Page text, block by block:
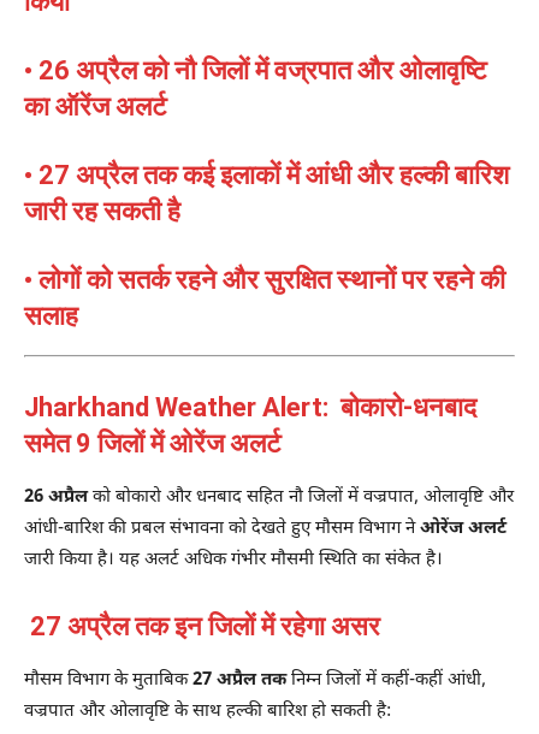
• 26 अप्रैल को नौ जिलों में वज्रपात और ओलावृष्टि
का ऑरेंज अलर्ट
• 27 अप्रैल तक कई इलाकों में आंधी और हल्की बारिश
जारी रह सकती है
• लोगों को सतर्क रहने और सुरक्षित स्थानों पर रहने की
सलाह
Jharkhand Weather Alert: बोकारो-धनबाद
समेत 9 जिलों में ओरेंज अलर्ट
26 अप्रैलको बोकारो और धनबाद सहित नौ जिलों में वज्रपात, ओलावृष्टि और
आंधी-बारिश की प्रबल संभावना को देखते हुए मौसम विभाग नेओरेंज अलर्ट
जारी किया है। यह अलर्ट अधिक गंभीर मौसमी स्थिति का संकेत है।
27 अप्रैल तक इन जिलों में रहेगा असर
मौसम विभाग के मुताबिक27 अप्रैल तकनिम्न जिलों में कहीं-कहीं आंधी,
वज्रपात और ओलावृष्टि के साथ हल्की बारिश हो सकती है: